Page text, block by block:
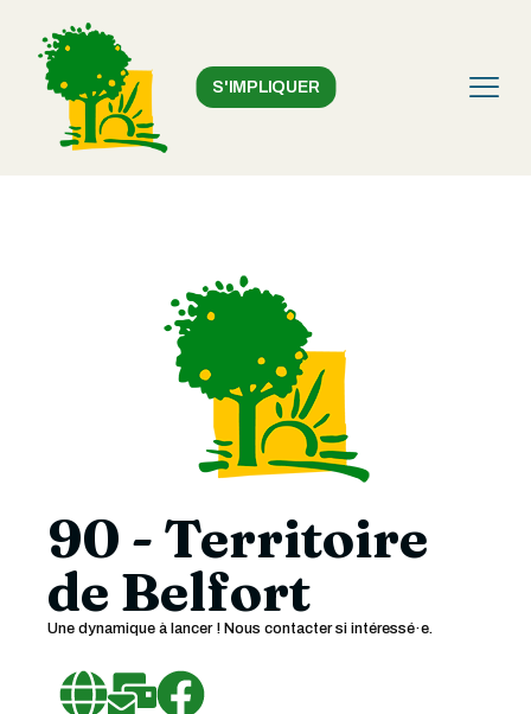
S'IMPLIQUER
90 - Territoire
de Belfort
Une dynamique à lancer ! Nous contacter si intéressé·e.